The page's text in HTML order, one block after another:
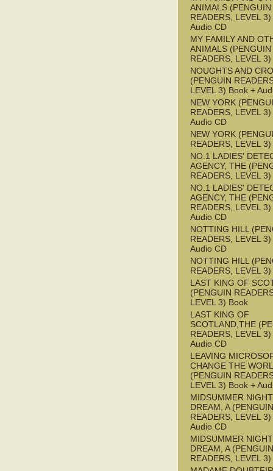
ANIMALS (PENGUIN
READERS, LEVEL
Audio CD
MY FAMILY AND
ANIMALS (PENGUIN
READERS, LEVEL
NOUGHTS AND
(PENGUIN
LEVEL 3) Book +
NEW YORK
READERS, LEVEL
Audio CD
NEW YORK
READERS, LEVEL
NO.1 LADIES'
AGENCY, THE
READERS, LEVEL
NO.1 LADIES'
AGENCY, THE
READERS, LEVEL
Audio CD
NOTTING HILL
READERS, LEVEL
Audio CD
NOTTING HILL
READERS, LEVEL
LAST KING OF
(PENGUIN
LEVEL 3) Book
LAST KING OF
SCOTLAND,THE
READERS, LEVEL
Audio CD
LEAVING
CHANGE THE
(PENGUIN
LEVEL 3) Book +
MIDSUMMER
DREAM, A (PENGUIN
READERS, LEVEL
Audio CD
MIDSUMMER
DREAM, A (PENGUIN
READERS, LEVEL